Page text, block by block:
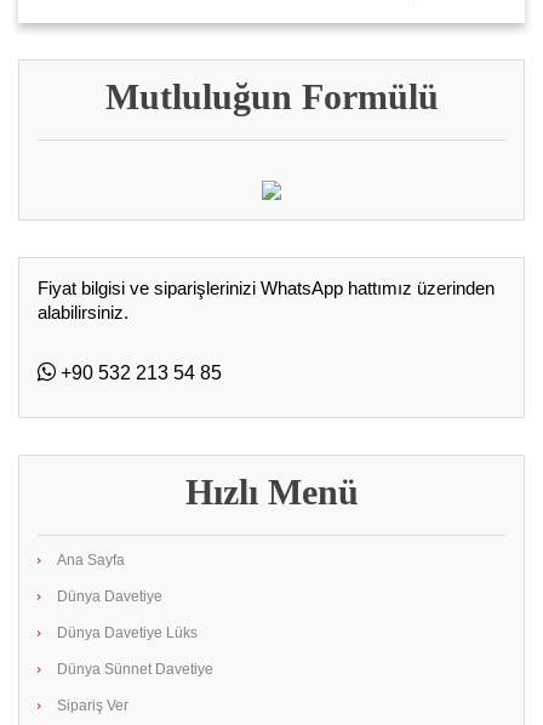
Mutluluğun Formülü
Fiyat bilgisi ve siparişlerinizi WhatsApp hattımız üzerinden
alabilirsiniz.
+90 532 213 54 85
Hızlı Menü
Ana Sayfa
Dünya Davetiye
Dünya Davetiye Lüks
Dünya Sünnet Davetiye
Sipariş Ver